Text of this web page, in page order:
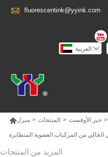
 fluorescentink@yyink.com

العربية 
منزل > المنتجات > حبر الأوفست >
المزيد من المنتجات